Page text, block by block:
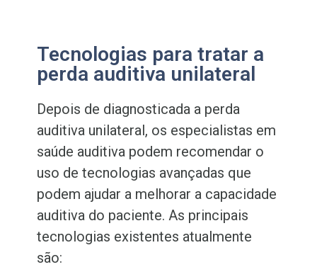
Tecnologias para tratar a
perda auditiva unilateral
Depois de diagnosticada a perda
auditiva unilateral, os especialistas em
saúde auditiva podem recomendar o
uso de tecnologias avançadas que
podem ajudar a melhorar a capacidade
auditiva do paciente. As principais
tecnologias existentes atualmente
são: